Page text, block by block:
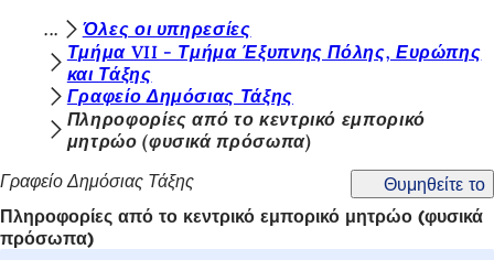
Μετάβαση στο περιεχόμενο
κ
ε
σ
Όλες οι υπηρεσίες
Τμήμα VII - Τμήμα Έξυπνης Πόλης, Ευρώπης
και Τάξης
Γραφείο Δημόσιας Τάξης
Πληροφορίες από το κεντρικό εμπορικό
μητρώο (φυσικά πρόσωπα)
Γραφείο Δημόσιας Τάξης
Θυμηθείτε το
Πληροφορίες από το κεντρικό εμπορικό μητρώο (φυσικά
πρόσωπα)